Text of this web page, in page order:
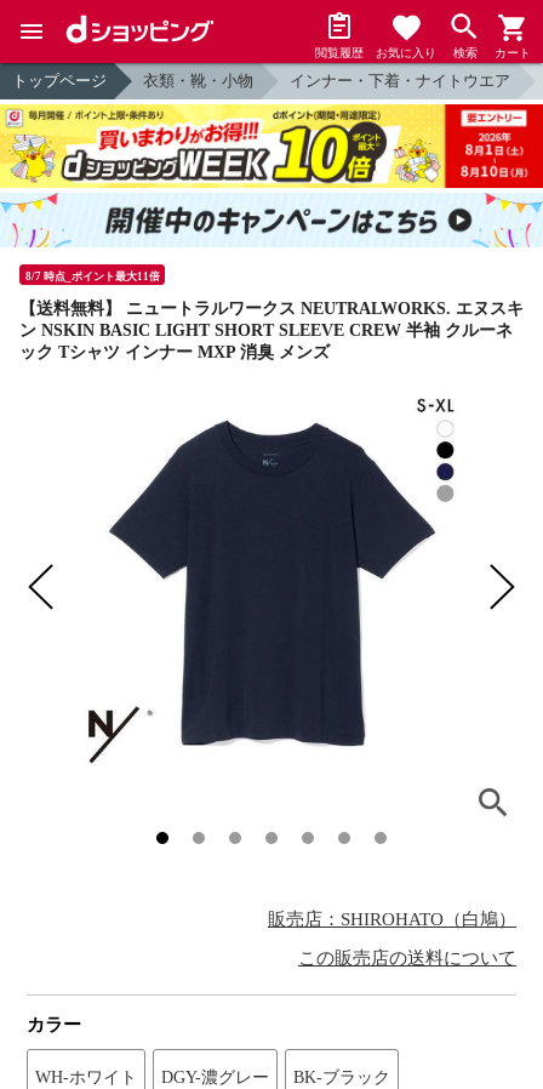
閲覧履歴 お気に入り 検索 カート
トップページ 衣類・靴・小物 インナー・下着・ナイトウエア
8/7 時点_ポイント最大11倍
【送料無料】 ニュートラルワークス NEUTRALWORKS. エヌスキ
ン NSKIN BASIC LIGHT SHORT SLEEVE CREW 半袖 クルーネ
ック Tシャツ インナー MXP 消臭 メンズ
販売店：SHIROHATO（白鳩）
この販売店の送料について
カラー
WH-ホワイト DGY-濃グレー BK-ブラック